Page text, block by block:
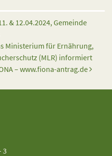
& 12.04.2024, Gemeinde
Ministerium für Ernährung,
(MLR) informiert
– www.fiona-antrag.de
3